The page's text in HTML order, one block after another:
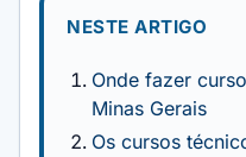
NESTE ARTIGO
Onde fazer
Minas Gerais
Os cursos